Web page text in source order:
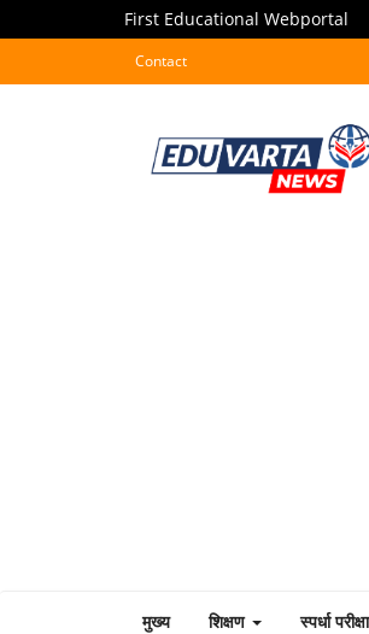
First Educational Webportal
Contact
मुख्य शिक्षण स्पर्धा परीक्षा